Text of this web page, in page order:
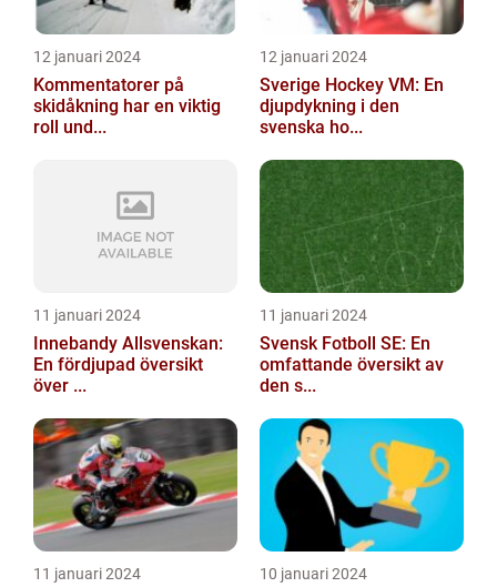
12 januari 2024
Kommentatorer på
skidåkning har en viktig
roll und...
12 januari 2024
Sverige Hockey VM: En
djupdykning i den
svenska ho...
11 januari 2024
Innebandy Allsvenskan:
En fördjupad översikt
över ...
11 januari 2024
Svensk Fotboll SE: En
omfattande översikt av
den s...
11 januari 2024 10 januari 2024